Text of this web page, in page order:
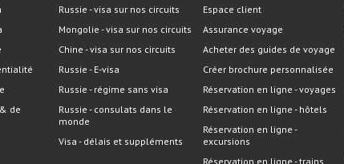
de
Russie - visa sur nos circuits
Mongolie - visa sur nos circuits
Chine - visa sur nos circuits
Russie - E-visa
Russie - régime sans visa
Russie - consulats dans le
monde
Visa - délais et suppléments
Espace client
Assurance voyage
Acheter des guides de voyage
Créer brochure personnalisée
Réservation en ligne - voyages
Réservation en ligne - hôtels
Réservation en ligne -
excursions
Réservation en ligne - trains